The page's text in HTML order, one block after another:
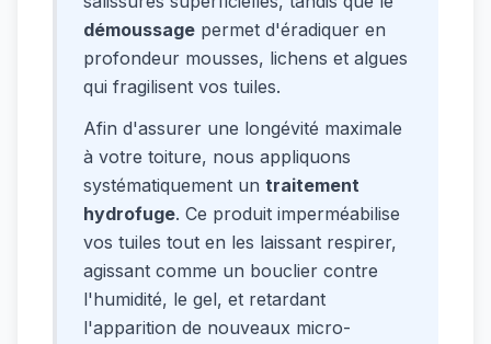
démoussage permet d'éradiquer en
profondeur mousses, lichens et algues
qui fragilisent vos tuiles.
Afin d'assurer une longévité maximale
à votre toiture, nous appliquons
systématiquement un traitement
hydrofuge. Ce produit imperméabilise
vos tuiles tout en les laissant respirer,
agissant comme un bouclier contre
l'humidité, le gel, et retardant
l'apparition de nouveaux micro-